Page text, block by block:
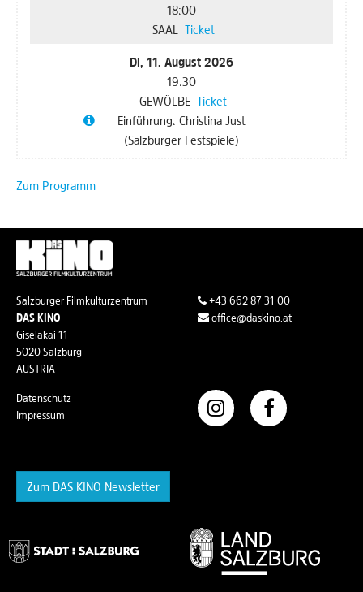
18:00
SAAL Ticket
Di, 11. August 2026
19:30
GEWÖLBE Ticket
Einführung: Christina Just
(Salzburger Festspiele)
Zum Programm
Salzburger Filmkulturzentrum
DAS KINO
Giselakai 11
5020 Salzburg
AUSTRIA
+43 662 87 31 00
office@daskino.at
Datenschutz
Impressum
Zum DAS KINO Newsletter